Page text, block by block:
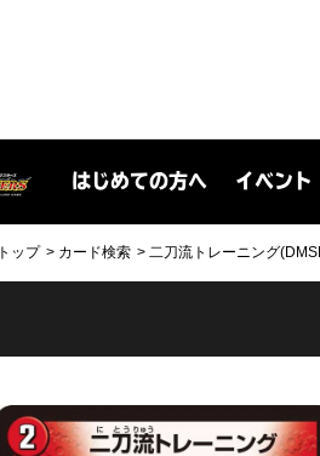
はじめての方へ イベント
トップ カード検索 二刀流トレーニング